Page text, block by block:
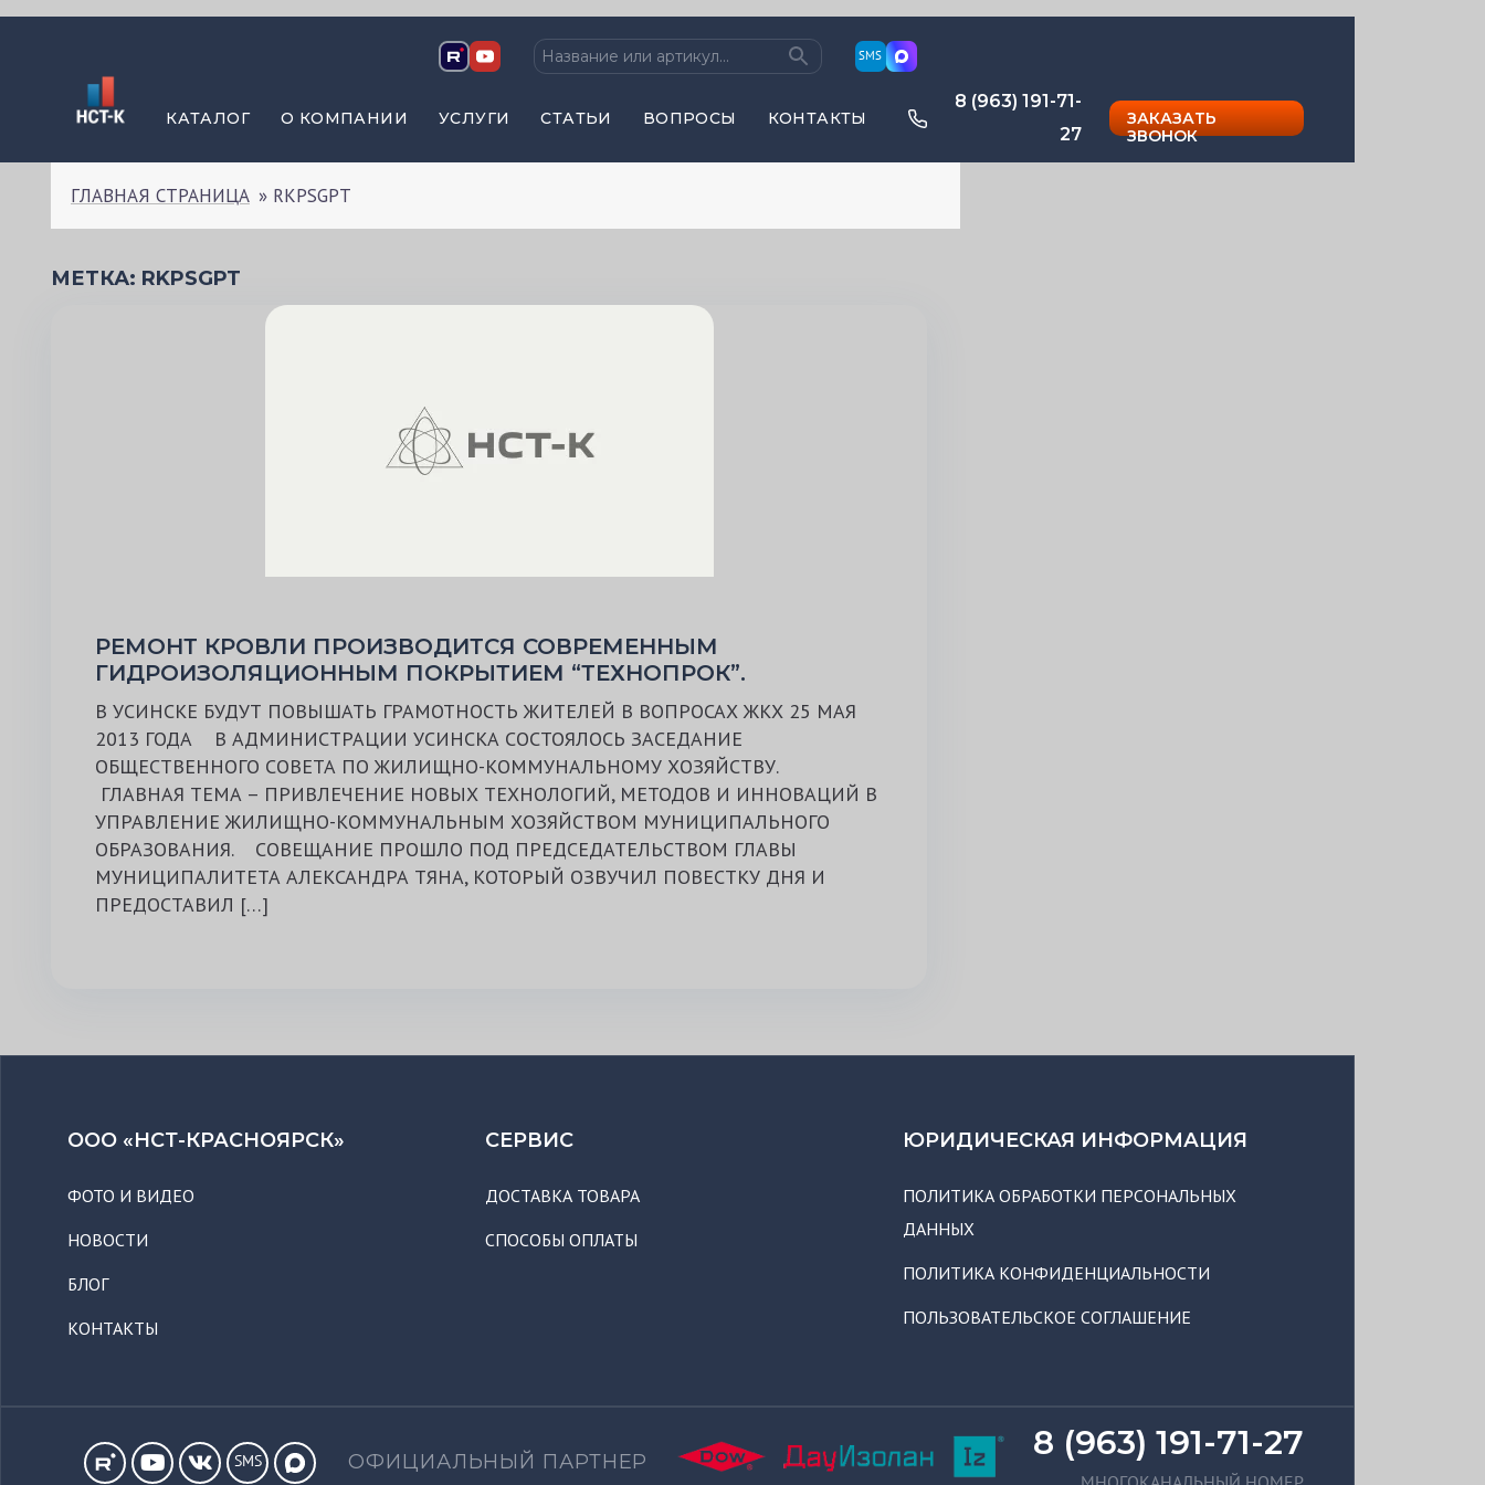
СОДЕРЖИМОМУ
SMS
КАТАЛОГ О КОМПАНИИ УСЛУГИ СТАТЬИ ВОПРОСЫ КОНТАКТЫ
8 (963) 191-71-
27
ЗАКАЗАТЬ
ЗВОНОК
ГЛАВНАЯ СТРАНИЦА » RKPSGPT
МЕТКА: RKPSGPT
РЕМОНТ КРОВЛИ ПРОИЗВОДИТСЯ СОВРЕМЕННЫМ
ГИДРОИЗОЛЯЦИОННЫМ ПОКРЫТИЕМ “ТЕХНОПРОК”.
В УСИНСКЕ БУДУТ ПОВЫШАТЬ ГРАМОТНОСТЬ ЖИТЕЛЕЙ В ВОПРОСАХ ЖКХ 25 МАЯ
2013 ГОДА В АДМИНИСТРАЦИИ УСИНСКА СОСТОЯЛОСЬ ЗАСЕДАНИЕ
ОБЩЕСТВЕННОГО СОВЕТА ПО ЖИЛИЩНО-КОММУНАЛЬНОМУ ХОЗЯЙСТВУ.
ГЛАВНАЯ ТЕМА – ПРИВЛЕЧЕНИЕ НОВЫХ ТЕХНОЛОГИЙ, МЕТОДОВ И ИННОВАЦИЙ В
УПРАВЛЕНИЕ ЖИЛИЩНО-КОММУНАЛЬНЫМ ХОЗЯЙСТВОМ МУНИЦИПАЛЬНОГО
ОБРАЗОВАНИЯ. СОВЕЩАНИЕ ПРОШЛО ПОД ПРЕДСЕДАТЕЛЬСТВОМ ГЛАВЫ
МУНИЦИПАЛИТЕТА АЛЕКСАНДРА ТЯНА, КОТОРЫЙ ОЗВУЧИЛ ПОВЕСТКУ ДНЯ И
ПРЕДОСТАВИЛ […]
ООО «НСТ-КРАСНОЯРСК»
ФОТО И ВИДЕО
НОВОСТИ
БЛОГ
КОНТАКТЫ
СЕРВИС
ДОСТАВКА ТОВАРА
СПОСОБЫ ОПЛАТЫ
ЮРИДИЧЕСКАЯ ИНФОРМАЦИЯ
ПОЛИТИКА ОБРАБОТКИ ПЕРСОНАЛЬНЫХ
ДАННЫХ
ПОЛИТИКА КОНФИДЕНЦИАЛЬНОСТИ
ПОЛЬЗОВАТЕЛЬСКОЕ СОГЛАШЕНИЕ
SMS ОФИЦИАЛЬНЫЙ ПАРТНЕР 8 (963) 191-71-27